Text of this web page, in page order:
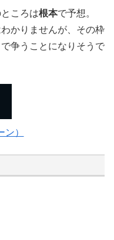
ころは根本で予想。
かりませんが、その枠
争うことになりそうで
）